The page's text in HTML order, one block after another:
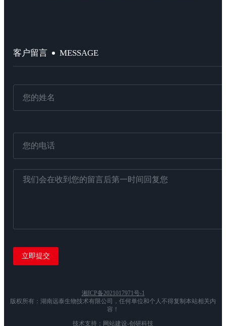
客户留言 MESSAGE
湘ICP备2021017971号-1
版权所有：湖南远泰生物技术有限公司，任何单位和个人不得复制本站相关内
容！
技术支持：网站建设-创研科技